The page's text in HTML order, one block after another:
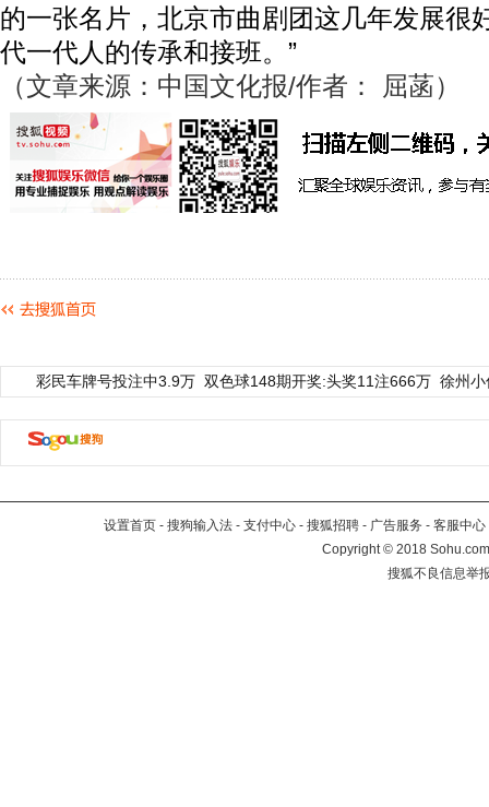
的一张名片，北京市曲剧团这几年发展很
代一代人的传承和接班。”
（文章来源：中国文化报/作者： 屈菡）
彩民车牌号投注中3.9万 双色球148期开奖:头奖11注666万 徐州
设置首页 - 搜狗输入法 - 支付中心 - 搜狐招聘 - 广告服务 - 客服中心
Copyright©2018
搜狐不良信息举